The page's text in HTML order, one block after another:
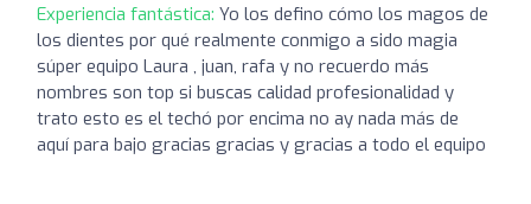
Experiencia fantástica: Yo los defino cómo los magos de
los dientes por qué realmente conmigo a sido magia
súper equipo Laura , juan, rafa y no recuerdo más
nombres son top si buscas calidad profesionalidad y
trato esto es el techó por encima no ay nada más de
aquí para bajo gracias gracias y gracias a todo el equipo